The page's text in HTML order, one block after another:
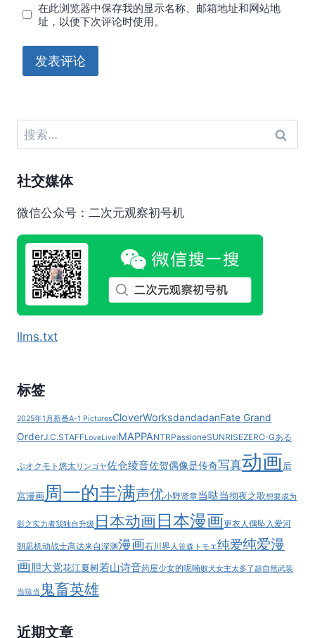
在此浏览器中保存我的显示名称、邮箱地址和网站地
址，以便下次评论时使用。
搜
索：
社交媒体
微信公众号：二次元观察初号机
llms.txt
标签
2025年1月新番A-1 PicturesCloverWorksdandadanFate Grand
OrderJ.C.STAFFLoveLive!MAPPANTRPassioneSUNRISEZERO-Gある
ぷオクモト悠太リンゴヤ佐仓绫音佐贺偶像是传奇写真动画后
宫漫画周一的丰满声优小野贤章当哒当彻夜之歌想要成为
影之实力者我独自升级 日本动画日本漫画更衣人偶坠入爱河
朝凪机动战士高达来自深渊漫画石川界人笹森トモエ纯爱纯爱漫
画胆大党花江夏树若山诗音药屋少女的呢喃败犬女主太多了超自然武装
当哒当 鬼畜英雄
近期文章